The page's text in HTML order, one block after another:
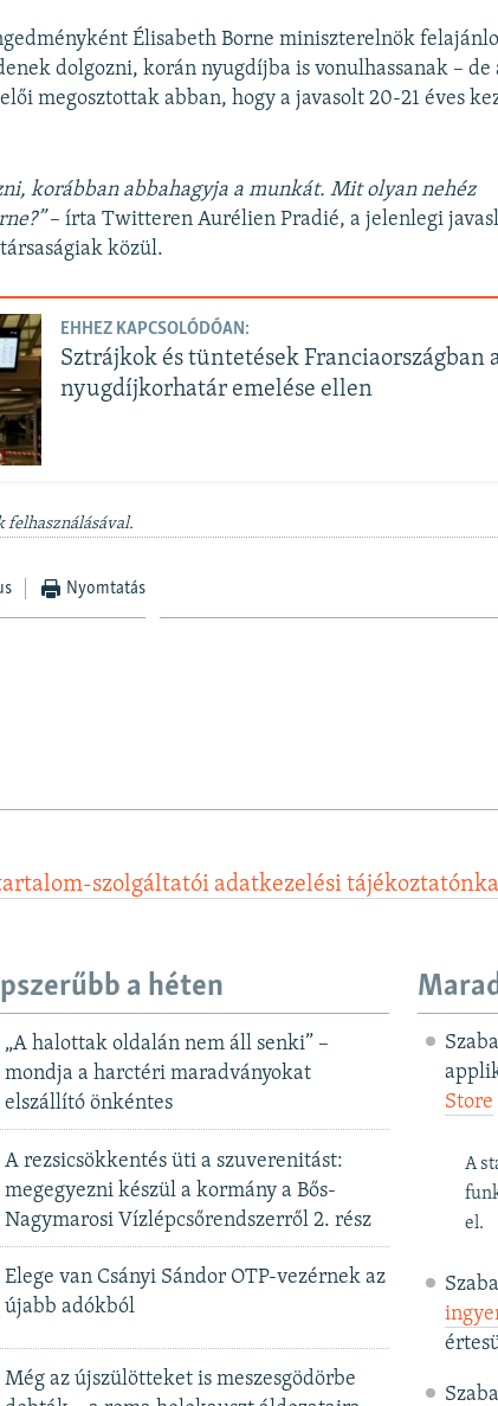
Élisabeth Borne miniszterelnök
dolgozni, korán nyugdíjba is vonulhassanak – de
megosztottak abban, hogy a javasolt 20-21 éves
korábban abbahagyja a munkát. Mit olyan nehéz
– írta Twitteren Aurélien Pradié, a jelenlegi
közül.
EHHEZ KAPCSOLÓDÓAN:
Sztrájkok és tüntetések Franciaországban
nyugdíjkorhatár emelése ellen
felhasználásával.
Nyomtatás
szolgáltatói adatkezelési
a héten
„A halottak oldalán nem áll senki” –
mondja a harctéri maradványokat
elszállító önkéntes
A rezsicsökkentés üti a szuverenitást:
megegyezni készül a kormány a Bős-
Nagymarosi Vízlépcsőrendszerről 2. rész
Elege van Csányi Sándor OTP-vezérnek az
újabb adókból
Még az újszülötteket is meszesgödörbe
Store
A
el.